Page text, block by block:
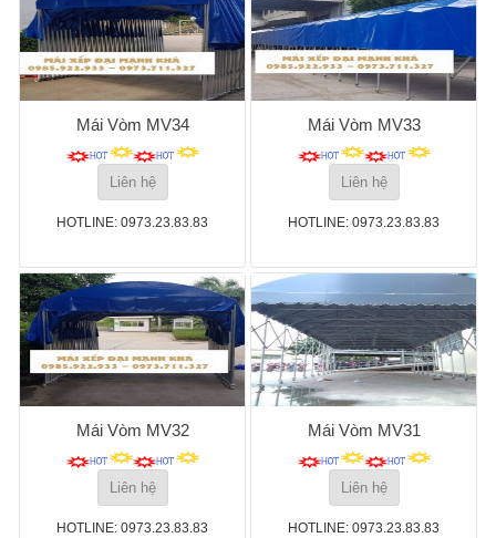
Mái Vòm MV34
Liên hệ
HOTLINE: 0973.23.83.83
Mái Vòm MV33
Liên hệ
HOTLINE: 0973.23.83.83
Mái Vòm MV32
Liên hệ
HOTLINE: 0973.23.83.83
Mái Vòm MV31
Liên hệ
HOTLINE: 0973.23.83.83